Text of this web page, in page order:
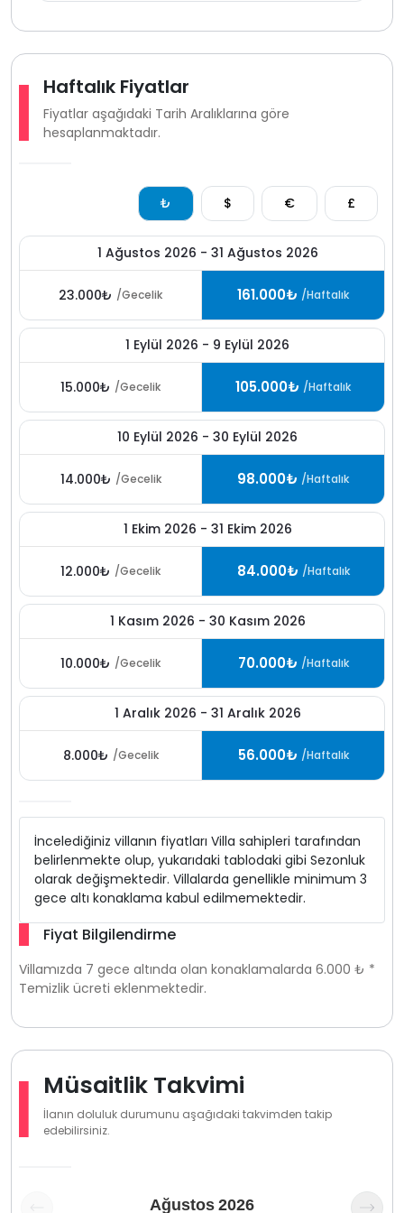
sevdiklerinizle sakin bir ortamda keyifli vakit
geçirebilirsiniz. Doğaya yakın konumu villaya daha
ferah ve huzurlu bir tatil havası kazandırır.
Fethiye Hisarönü Ölüdeniz bölgesi hem doğal
güzellikleri hem de sosyal olanaklara yakınlığıyla öne
sunarken sakin konaklama isteyenlere de dengeli bir
tatil ortamı sağlar.
Fethiye Hisarönü Ölüdeniz mevkiinde kiralık villa arayan
misafirler için bu villa lüks yapısı jakuzisi bilardo masası
konumuyla öne çıkar.lüks villa
ve villa kiralama
seçenekleri arasında hem konfor hem de ulaşım
avantajı isteyen aileler ve gruplar için güçlü bir tatil
alternatifidir.
havuz ısıtma ücreti açtırmak isteyen konuklarımız için
günlük 2 bin tl dir havuz ısıtma isteyen konuklarımız
villaya gelemden 2 gün önce firmamızı arayarak bilgi
vermeleri gerekmektedir villalarda havuz sıcaklıkları
hava şartlarına göre 27 29 derece olmaktadır
Haftalık Fiyatlar
Fiyatlar aşağıdaki Tarih Aralıklarına göre
hesaplanmaktadır.
₺ $ € £
1 Ağustos 2026 - 31 Ağustos 2026
23.000₺ /Gecelik 161.000₺ /Haftalık
1 Eylül 2026 - 9 Eylül 2026
15.000₺ /Gecelik 105.000₺ /Haftalık
10 Eylül 2026 - 30 Eylül 2026
14.000₺ /Gecelik 98.000₺ /Haftalık
1 Ekim 2026 - 31 Ekim 2026
12.000₺ /Gecelik 84.000₺ /Haftalık
1 Kasım 2026 - 30 Kasım 2026
10.000₺ /Gecelik 70.000₺ /Haftalık
1 Aralık 2026 - 31 Aralık 2026
8.000₺ /Gecelik 56.000₺ /Haftalık
İncelediğiniz villanın fiyatları Villa sahipleri tarafından
belirlenmekte olup, yukarıdaki tablodaki gibi Sezonluk
olarak değişmektedir. Villalarda genellikle minimum 3
gece altı konaklama kabul edilmemektedir.
Fiyat Bilgilendirme
Villamızda 7 gece altında olan konaklamalarda 6.000 ₺ *
Temizlik ücreti eklenmektedir.
Müsaitlik Takvimi
İlanın doluluk durumunu aşağıdaki takvimden takip
edebilirsiniz.
Ağustos 2026